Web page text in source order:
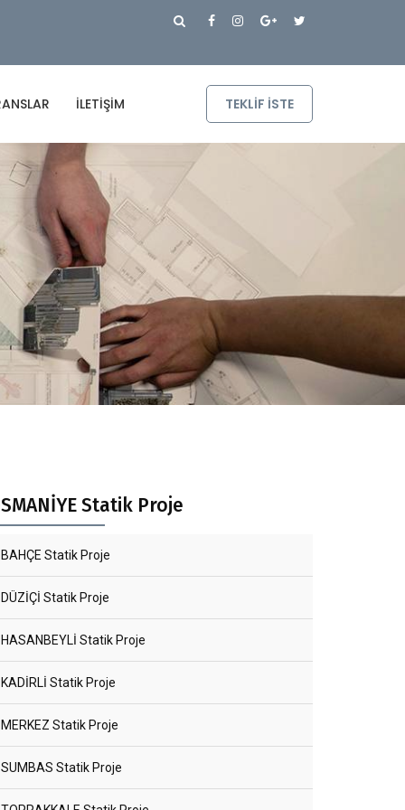
İLETIŞIM TEKLIF ISTE
Statik Proje
BAHÇE Statik Proje
DÜZİÇİ Statik Proje
HASANBEYLİ Statik Proje
KADİRLİ Statik Proje
MERKEZ Statik Proje
SUMBAS Statik Proje